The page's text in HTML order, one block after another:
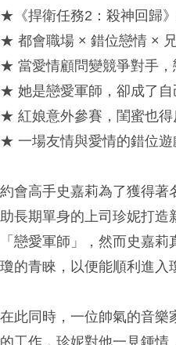
★《捍衛任務2：殺神回歸
★ 都會職場 × 錯位戀情 ×
★ 當愛情顧問變競爭對手
★ 她是戀愛軍師，卻成了自
★ 紅娘意外參賽，閨蜜也得
★ 一場友情與愛情的錯位遊
約會高手史嘉莉為了獲得著
助長期單身的上司珍妮打造
「戀愛軍師」，然而史嘉
瓊的青睞，以便能順利進入
在此同時，一位帥氣的音樂